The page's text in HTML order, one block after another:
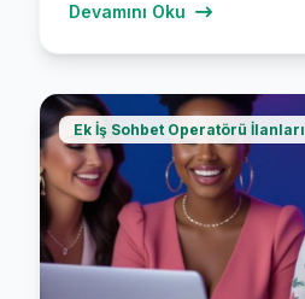
Devamını Oku
Ek İş Sohbet Operatörü İlanları